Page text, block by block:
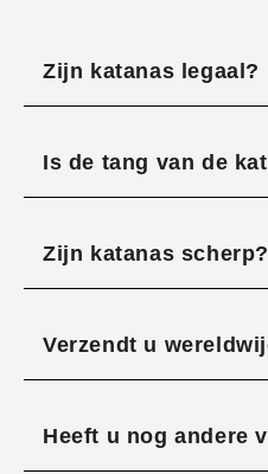
Zijn katanas legaal?
Is de tang van de
Zijn katanas scherp?
Verzendt u
Heeft u nog andere